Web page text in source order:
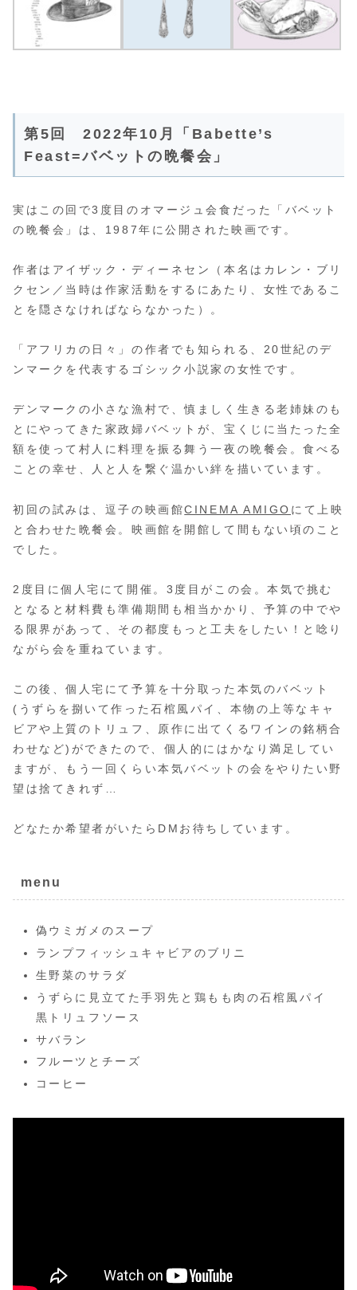
第5回 2022年10月「Babette’s
Feast=バベットの晩餐会」
実はこの回で3度目のオマージュ会食だった「バベット
の晩餐会」は、1987年に公開された映画です。
作者はアイザック・ディーネセン（本名はカレン・ブリ
クセン／当時は作家活動をするにあたり、女性であるこ
とを隠さなければならなかった）。
「アフリカの日々」の作者でも知られる、20世紀のデ
ンマークを代表するゴシック小説家の女性です。
デンマークの小さな漁村で、慎ましく生きる老姉妹のも
とにやってきた家政婦バベットが、宝くじに当たった全
額を使って村人に料理を振る舞う一夜の晩餐会。食べる
ことの幸せ、人と人を繋ぐ温かい絆を描いています。
初回の試みは、逗子の映画館CINEMA AMIGO にて上映
と合わせた晩餐会。映画館を開館して間もない頃のこと
でした。
2度目に個人宅にて開催。3度目がこの会。本気で挑む
となると材料費も準備期間も相当かかり、予算の中でや
る限界があって、その都度もっと工夫をしたい！と唸り
ながら会を重ねています。
この後、個人宅にて予算を十分取った本気のバベット
(うずらを捌いて作った石棺風パイ、本物の上等なキャ
ビアや上質のトリュフ、原作に出てくるワインの銘柄合
わせなど)ができたので、個人的にはかなり満足してい
ますが、もう一回くらい本気バベットの会をやりたい野
望は捨てきれず…
どなたか希望者がいたらDMお待ちしています。
menu
偽ウミガメのスープ
ランプフィッシュキャビアのブリニ
生野菜のサラダ
うずらに見立てた手羽先と鶏もも肉の石棺風パイ
黒トリュフソース
サバラン
フルーツとチーズ
コーヒー